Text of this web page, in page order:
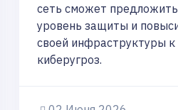
сеть сможет
уровень защиты и
своей инфраструктуры
киберугроз.